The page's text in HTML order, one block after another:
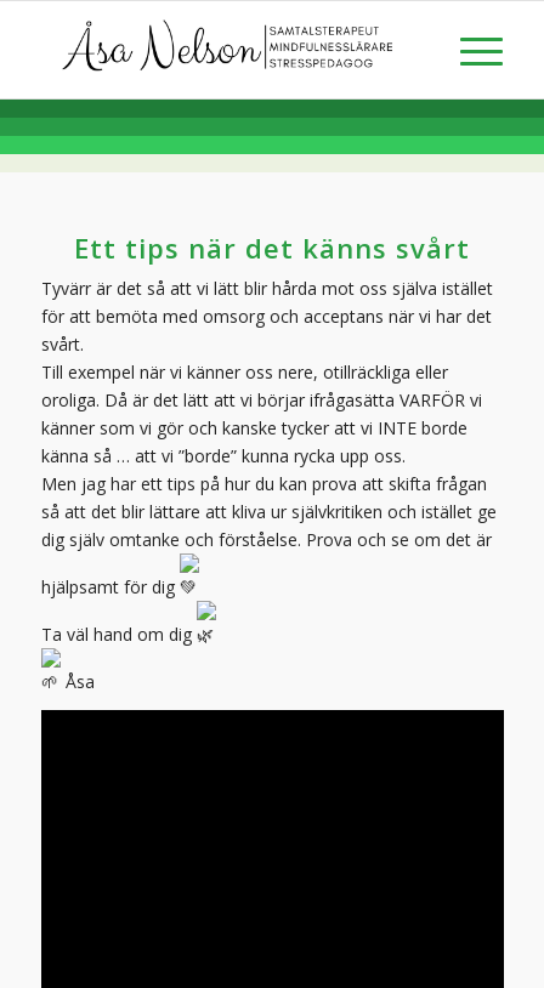
Ett tips när det känns svårt
Tyvärr är det så att vi lätt blir hårda mot oss själva istället
för att bemöta med omsorg och acceptans när vi har det
svårt.
Till exempel när vi känner oss nere, otillräckliga eller
oroliga. Då är det lätt att vi börjar ifrågasätta VARFÖR vi
känner som vi gör och kanske tycker att vi INTE borde
känna så … att vi ”borde” kunna rycka upp oss.
Men jag har ett tips på hur du kan prova att skifta frågan
så att det blir lättare att kliva ur självkritiken och istället ge
dig själv omtanke och förståelse. Prova och se om det är
hjälpsamt för dig
Ta väl hand om dig
Åsa